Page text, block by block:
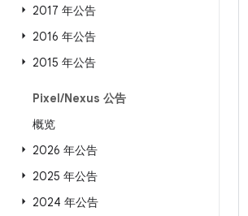
2017 年公告
2016 年公告
2015 年公告
Pixel/Nexus 公告
概览
2026 年公告
2025 年公告
2024 年公告